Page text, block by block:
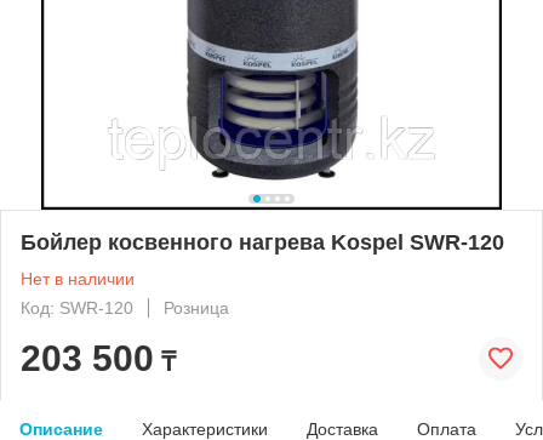
Бойлер косвенного нагрева Kospel SWR-120
Нет в наличии
Код: SWR-120
Розница
203 500 ₸
Описание Характеристики Доставка Оплата